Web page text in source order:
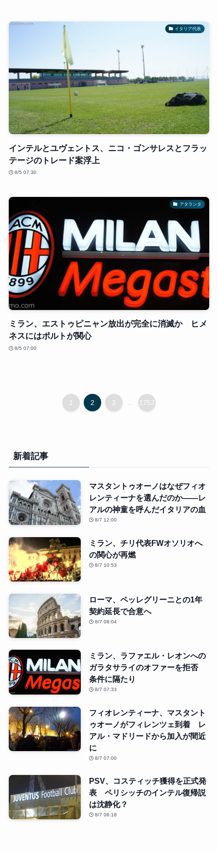
イタリア代表
インテルとユヴェントス、ニコ・ゴンサレスとフラッ
テージのトレード案浮上
8/5 07:30
アタランタ
ミラン、エストゥピニャン放出が完全に消滅か ヒメ
ネスにはポルトが関心
8/5 07:00
1 2 3 ... 1752
新着記事
マスタントゥオーノはなぜフィオ
レンティーナを選んだのか――レ
アルの神童を呼んだイタリアの血
8/7 12:00
ミラン、チリ代表FWオソリオへ
の関心が再燃
8/7 10:53
ローマ、ペッレグリーニとの1年
契約延長で合意へ
8/7 08:04
ミラン、ラファエル・レオンへの
ガラタサライのオファーを拒否
条件に隔たり
8/7 07:33
フィオレンティーナ、マスタント
ゥオーノがフィレンツェ到着 レ
アル・マドリードから加入が間近
に
8/7 07:00
PSV、コスティッチ獲得を正式発
表 ペリシッチのインテル復帰説
は沈静化？
8/7 06:18